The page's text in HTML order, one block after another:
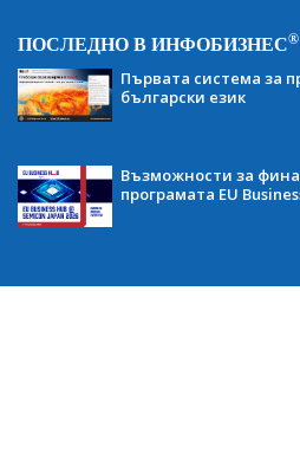
ПОСЛЕДНО В ИНФОБИЗНЕС®
Първата система за
български език
Възможности за
програмата EU